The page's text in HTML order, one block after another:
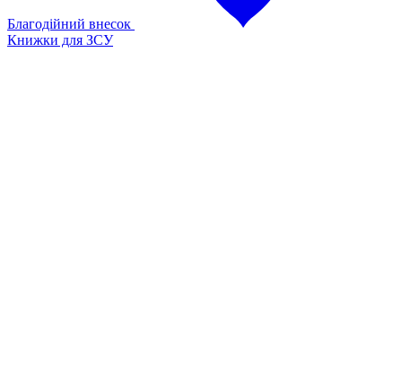
Благодійний внесок
Книжки для ЗСУ